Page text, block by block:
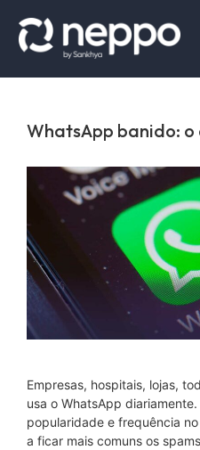
WhatsApp banido: o
Empresas, hospitais, lojas,
usa o WhatsApp
popularidade e frequência
a ficar mais comuns os